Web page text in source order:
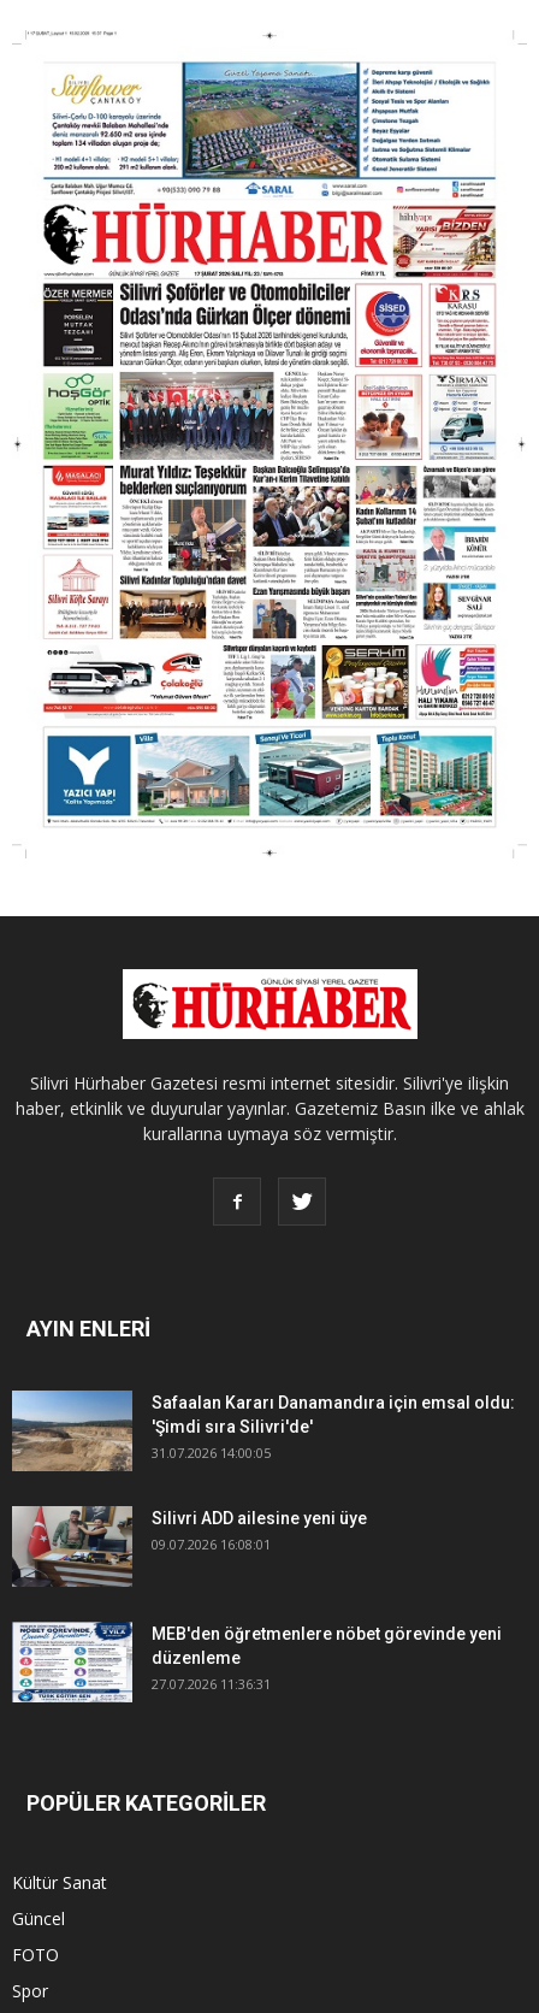
Silivri Hürhaber Gazetesi resmi internet sitesidir. Silivri'ye ilişkin
haber, etkinlik ve duyurular yayınlar. Gazetemiz Basın ilke ve ahlak
kurallarına uymaya söz vermiştir.
AYIN ENLERİ
Safaalan Kararı Danamandıra için emsal oldu:
'Şimdi sıra Silivri'de'
31.07.2026 14:00:05
Silivri ADD ailesine yeni üye
09.07.2026 16:08:01
MEB'den öğretmenlere nöbet görevinde yeni
düzenleme
27.07.2026 11:36:31
POPÜLER KATEGORİLER
Kültür Sanat
Güncel
FOTO
Spor